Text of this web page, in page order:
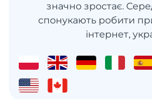
значно зростає.
спонукають робити
інтернет,